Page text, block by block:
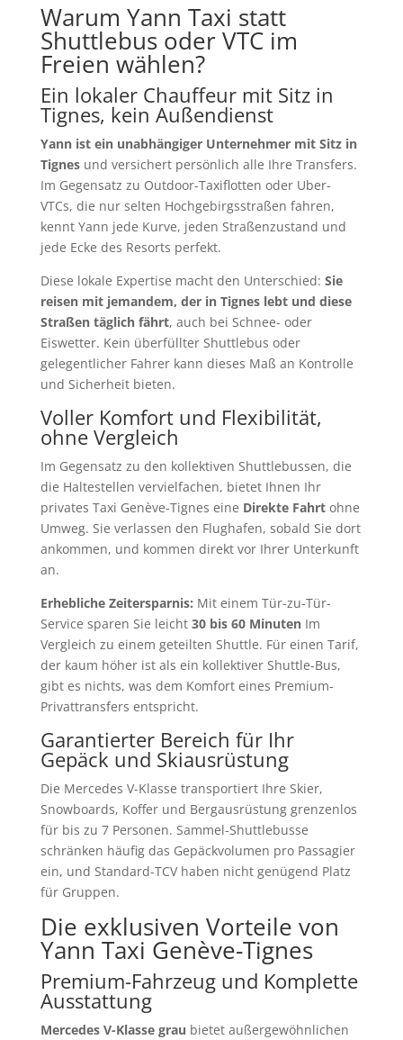
Warum Yann Taxi statt
Shuttlebus oder VTC im
Freien wählen?
Ein lokaler Chauffeur mit Sitz in
Tignes, kein Außendienst
Yann ist ein unabhängiger Unternehmer mit Sitz in
Tignesund versichert persönlich alle Ihre Transfers.
Im Gegensatz zu Outdoor-Taxiflotten oder Uber-
VTCs, die nur selten Hochgebirgsstraßen fahren,
kennt Yann jede Kurve, jeden Straßenzustand und
jede Ecke des Resorts perfekt.
Diese lokale Expertise macht den Unterschied: Sie
reisen mit jemandem, der in Tignes lebt und diese
Straßen täglich fährt, auch bei Schnee- oder
Eiswetter. Kein überfüllter Shuttlebus oder
gelegentlicher Fahrer kann dieses Maß an Kontrolle
und Sicherheit bieten.
Voller Komfort und Flexibilität,
ohne Vergleich
Im Gegensatz zu den kollektiven Shuttlebussen, die
die Haltestellen vervielfachen, bietet Ihnen Ihr
privates Taxi Genève-Tignes eine Direkte Fahrtohne
Umweg. Sie verlassen den Flughafen, sobald Sie dort
ankommen, und kommen direkt vor Ihrer Unterkunft
an.
Erhebliche Zeitersparnis: Mit einem Tür-zu-Tür-
Service sparen Sie leicht 30 bis 60 MinutenIm
Vergleich zu einem geteilten Shuttle. Für einen Tarif,
der kaum höher ist als ein kollektiver Shuttle-Bus,
gibt es nichts, was dem Komfort eines Premium-
Privattransfers entspricht.
Garantierter Bereich für Ihr
Gepäck und Skiausrüstung
Die Mercedes V-Klasse transportiert Ihre Skier,
Snowboards, Koffer und Bergausrüstung grenzenlos
für bis zu 7 Personen. Sammel-Shuttlebusse
schränken häufig das Gepäckvolumen pro Passagier
ein, und Standard-TCV haben nicht genügend Platz
für Gruppen.
Die exklusiven Vorteile von
Yann Taxi Genève-Tignes
Premium-Fahrzeug und Komplette
Ausstattung
Mercedes V-Klasse grau bietet außergewöhnlichen